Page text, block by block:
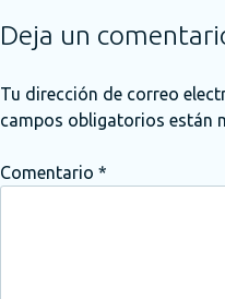
Deja un
Tu dirección de correo
campos obligatorios están
Comentario *